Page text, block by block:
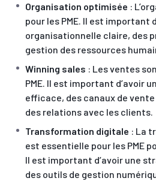
Organisation optimisée :
pour les PME. Il est important
organisationnelle claire, des
gestion des ressources
Winning sales : Les ventes
PME. Il est important d’avoir
efficace, des canaux de
des relations avec les clients.
Transformation digitale : La
est essentielle pour les PME
Il est important d’avoir une
des outils de gestion